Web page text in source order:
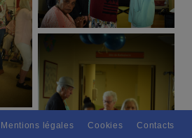
tous les peuples moultement. //
Mentions légales Cookies Contacts